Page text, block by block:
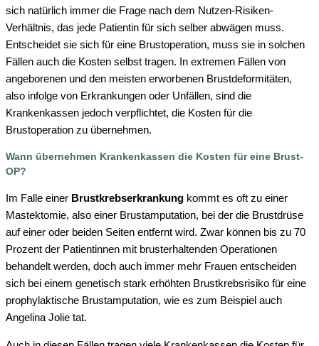
sich natürlich immer die Frage nach dem Nutzen-Risiken-
Verhältnis, das jede Patientin für sich selber abwägen muss.
Entscheidet sie sich für eine Brustoperation, muss sie in solchen
Fällen auch die Kosten selbst tragen. In extremen Fällen von
angeborenen und den meisten erworbenen Brustdeformitäten,
also infolge von Erkrankungen oder Unfällen, sind die
Krankenkassen jedoch verpflichtet, die Kosten für die
Brustoperation zu übernehmen.
Wann übernehmen Krankenkassen die Kosten für eine Brust-
OP?
Im Falle einer Brustkrebserkrankung kommt es oft zu einer
Mastektomie, also einer Brustamputation, bei der die Brustdrüse
auf einer oder beiden Seiten entfernt wird. Zwar können bis zu 70
Prozent der Patientinnen mit brusterhaltenden Operationen
behandelt werden, doch auch immer mehr Frauen entscheiden
sich bei einem genetisch stark erhöhten Brustkrebsrisiko für eine
prophylaktische Brustamputation, wie es zum Beispiel auch
Angelina Jolie tat.